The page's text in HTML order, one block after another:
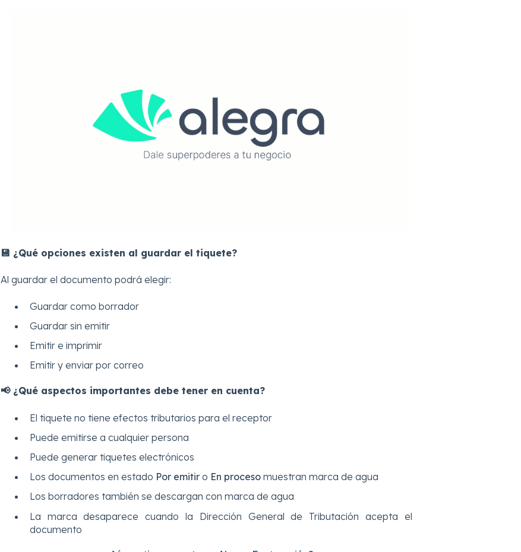
💾 ¿Qué opciones existen al guardar el tiquete?
Al guardar el documento podrá elegir:
Guardar como borrador
Guardar sin emitir
Emitir e imprimir
Emitir y enviar por correo
📢 ¿Qué aspectos importantes debe tener en cuenta?
El tiquete no tiene efectos tributarios para el receptor
Puede emitirse a cualquier persona
Puede generar tiquetes electrónicos
Los documentos en estado Por emitiro En procesomuestran marca de agua
Los borradores también se descargan con marca de agua
La marca desaparece cuando la Dirección General de Tributación acepta el
documento